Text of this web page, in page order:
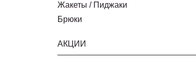
Жакеты / Пиджаки
Брюки
АКЦИИ